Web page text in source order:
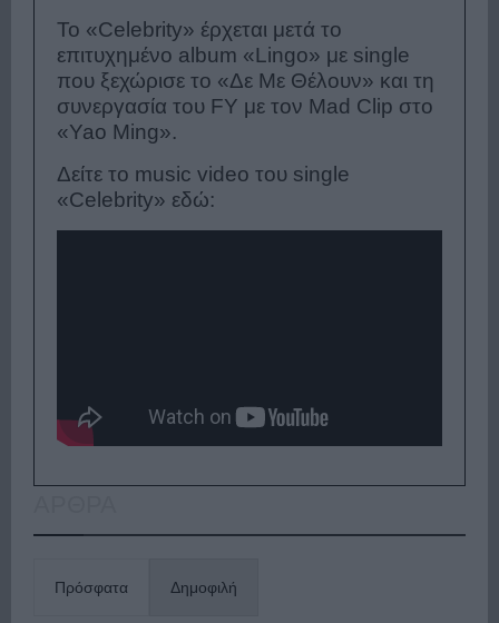
Το «Celebrity» έρχεται μετά το
επιτυχημένο album «Lingo» με single
που ξεχώρισε το «Δε Με Θέλουν» και τη
συνεργασία του FY με τον Mad Clip στο
«Yao Ming».
Δείτε το music video του single
«Celebrity» εδώ:
Πρόσφατα Δημοφιλή